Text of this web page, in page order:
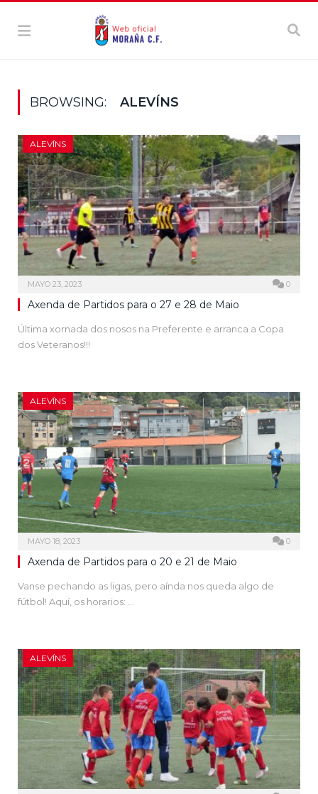
BROWSING: ALEVÍNS
ALEVÍNS
MAYO 23, 2023 0
Axenda de Partidos para o 27 e 28 de Maio
Última xornada dos nosos na Preferente e arranca a Copa
dos Veteranos!!!
ALEVÍNS
MAYO 18, 2023 0
Axenda de Partidos para o 20 e 21 de Maio
Vanse pechando as ligas, pero aínda nos queda algo de
fútbol! Aquí, os horarios: …
ALEVÍNS